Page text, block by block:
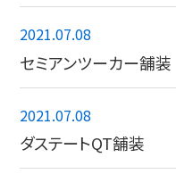
2021.07.08
セミアンツーカー舗装
2021.07.08
ダステートQT舗装